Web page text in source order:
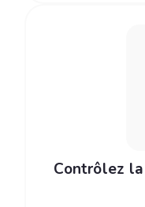
Contrôlez